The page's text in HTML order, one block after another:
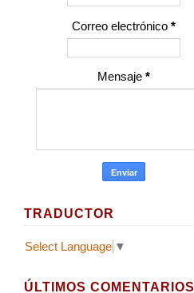
Correo electrónico *
Mensaje *
TRADUCTOR
Select Language ▼
ÚLTIMOS COMENTARIOS